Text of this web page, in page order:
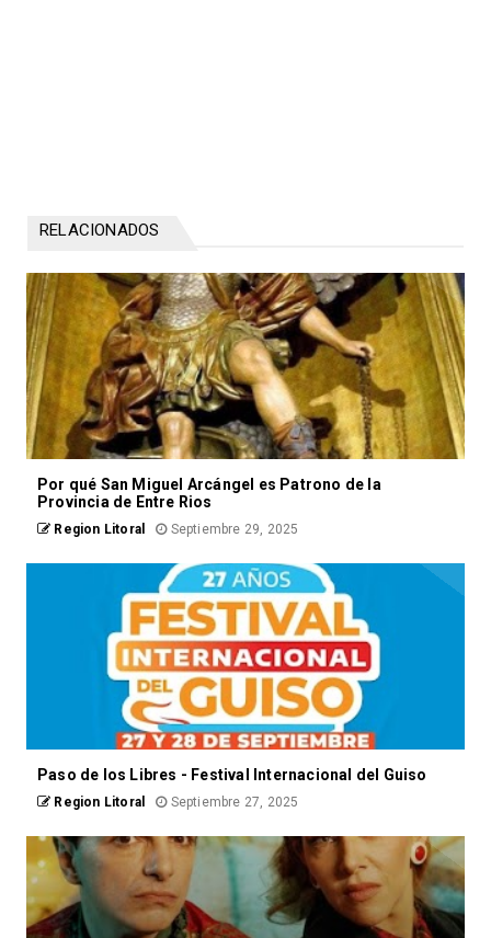
RELACIONADOS
Por qué San Miguel Arcángel es Patrono de la
Provincia de Entre Rios
Region Litoral Septiembre 29, 2025
Paso de los Libres - Festival Internacional del Guiso
Region Litoral Septiembre 27, 2025